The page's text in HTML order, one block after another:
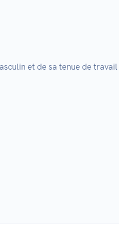
et de sa tenue de travail